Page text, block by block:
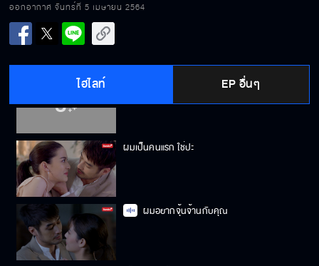
ออกอากาศ จันทร์ที่ 5 เมษายน 2564
ไฮไลท์ EP อื่นๆ
ผมเป็นคนแรก ใช่ปะ
ผมอยากจุ้นจ้านกับคุณ